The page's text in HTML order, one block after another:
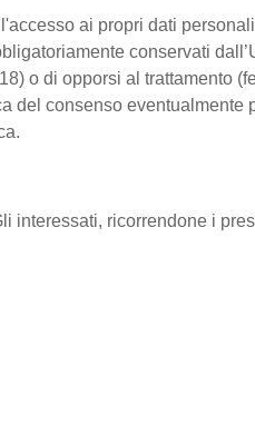
ai propri dati
conservati
o di opporsi al trattamento
del consenso eventualmente
interessati, ricorrendone i